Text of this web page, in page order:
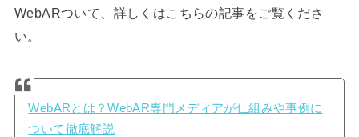
WebARついて、詳しくはこちらの記事をご覧くださ
い。
WebARとは？WebAR専門メディアが仕組みや事例に
ついて徹底解説